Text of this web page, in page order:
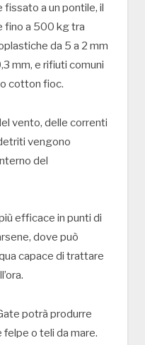
fissato a un pontile, il
fino a 500 kg tra
da 5 a 2 mm
mm, e rifiuti comuni
cotton fioc.
vento, delle correnti
vengono
del
efficace in punti di
dove può
capace di trattare
potrà produrre
o teli da mare.